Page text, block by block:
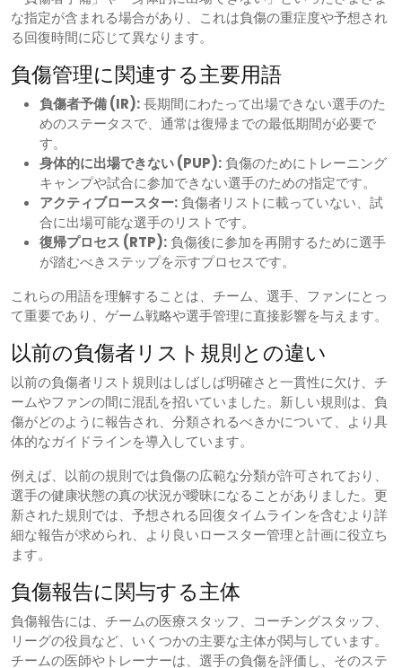
な指定が含まれる場合があり、これは負傷の重症度や予想され
る回復時間に応じて異なります。
負傷管理に関連する主要用語
負傷者予備 (IR):長期間にわたって出場できない選手のた
めのステータスで、通常は復帰までの最低期間が必要で
す。
身体的に出場できない (PUP): 負傷のためにトレーニング
キャンプや試合に参加できない選手のための指定です。
アクティブロースター: 負傷者リストに載っていない、試
合に出場可能な選手のリストです。
復帰プロセス (RTP): 負傷後に参加を再開するために選手
が踏むべきステップを示すプロセスです。
これらの用語を理解することは、チーム、選手、ファンにとっ
て重要であり、ゲーム戦略や選手管理に直接影響を与えます。
以前の負傷者リスト規則との違い
以前の負傷者リスト規則はしばしば明確さと一貫性に欠け、チ
ームやファンの間に混乱を招いていました。新しい規則は、負
傷がどのように報告され、分類されるべきかについて、より具
体的なガイドラインを導入しています。
例えば、以前の規則では負傷の広範な分類が許可されており、
選手の健康状態の真の状況が曖昧になることがありました。更
新された規則では、予想される回復タイムラインを含むより詳
細な報告が求められ、より良いロースター管理と計画に役立ち
ます。
負傷報告に関与する主体
負傷報告には、チームの医療スタッフ、コーチングスタッフ、
リーグの役員など、いくつかの主要な主体が関与しています。
チームの医師やトレーナーは、選手の負傷を評価し、そのステ